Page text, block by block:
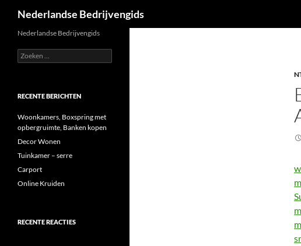
Nederlandse Bedrijvengids
Nederlandse Bedrijvengids
Zoeken
naar:
RECENTE BERICHTEN
Woonkamers, Boxspring met
opbergruimte, Banken kopen
Decor Wonen
Tuinkamer – serre
Carport
Online Kruiden
RECENTE REACTIES